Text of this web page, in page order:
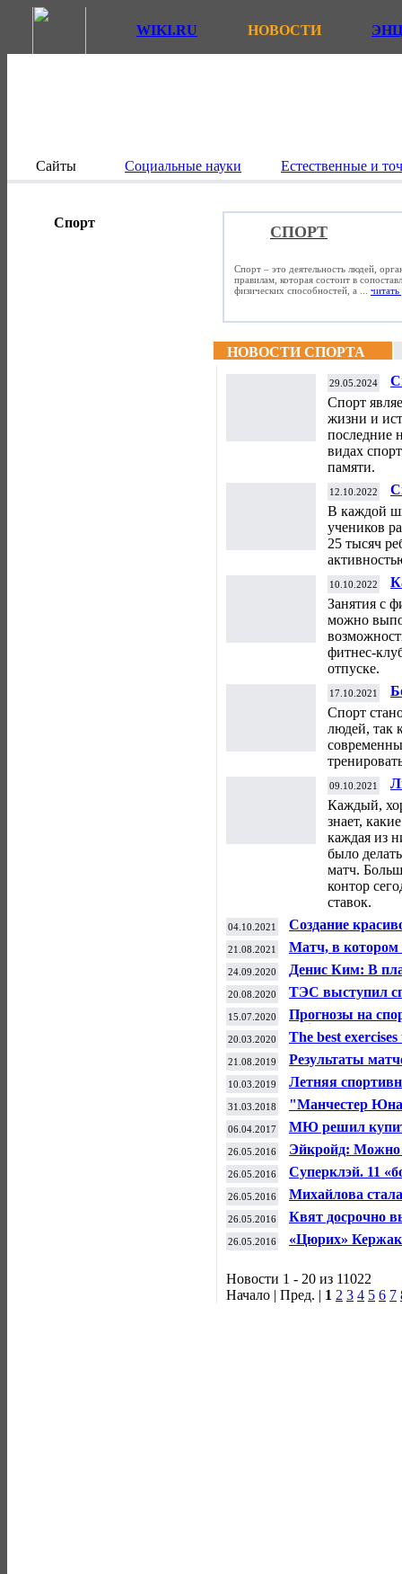
WIKI.RU НОВОСТИ
Сайты Социальные науки Естественные и
Спорт
СПОРТ
Спорт – это деятельность людей,
правилам, которая состоит в
физических способностей, а ... читать
НОВОСТИ СПОРТА
29.05.2024
Спорт
жизни и
последние
видах
памяти.
12.10.2022
В каждой
учеников
25 тысяч
10.10.2022
Занятия с
можно
фитнес-
отпуске.
17.10.2021
Спорт
людей, так
09.10.2021
Каждый,
знает,
каждая из
было
матч.
контор
ставок.
04.10.2021
Создание
фармакологии —
стероидов
21.08.2021
Матч, в котором
вернуться в
Старого Света
24.09.2020
Денис Ким: В
России в ноябре
20.08.2020
ТЭС выступил
велоспорту
15.07.2020
Прогнозы на
Insider
20.03.2020 The best
21.08.2019
Результаты
футболу (16-17
10.03.2019 Летняя
31.03.2018
"Манчестер
вышли в плей-
06.04.2017
МЮ решил
миллионов евро
26.05.2016
Эйкройд: Можно
Билялетдинове?
26.05.2016
Суперклэй. 11
вылета
26.05.2016
Михайлова
настольному
26.05.2016 Квят досрочно
26.05.2016 «Цюрих»
Новости 1 - 20 из 11022
Начало | Пред. | 1 2 3 4 5 6 7